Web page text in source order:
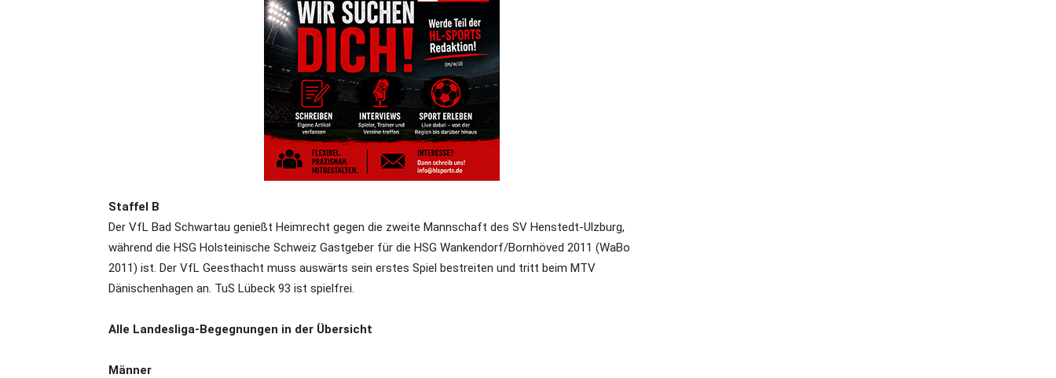
Staffel B
Der VfL Bad Schwartau genießt Heimrecht gegen die zweite Mannschaft des SV Henstedt-Ulzburg,
während die HSG Holsteinische Schweiz Gastgeber für die HSG Wankendorf/Bornhöved 2011 (WaBo
2011) ist. Der VfL Geesthacht muss auswärts sein erstes Spiel bestreiten und tritt beim MTV
Dänischenhagen an. TuS Lübeck 93 ist spielfrei.
Alle Landesliga-Begegnungen in der Übersicht
Männer